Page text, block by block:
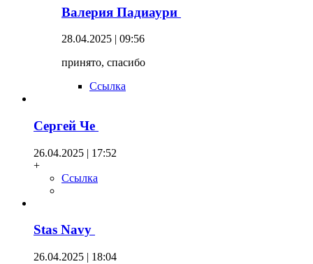
Валерия Падиаури
28.04.2025 | 09:56
принято, спасибо
Ссылка
Сергей Че
26.04.2025 | 17:52
+
Ссылка
Stas Navy
26.04.2025 | 18:04